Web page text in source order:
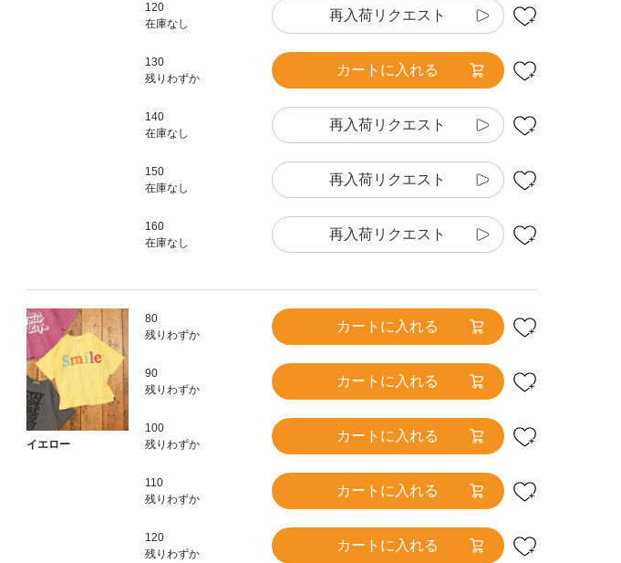
120
在庫なし
再入荷リクエスト
130
残りわずか
カートに入れる
140
在庫なし
再入荷リクエスト
150
在庫なし
再入荷リクエスト
160
在庫なし
再入荷リクエスト
イエロー
80
残りわずか
カートに入れる
90
残りわずか
カートに入れる
100
残りわずか
カートに入れる
110
残りわずか
カートに入れる
120
残りわずか
カートに入れる